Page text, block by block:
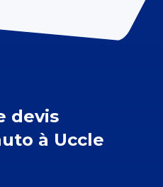
devis
à Uccle